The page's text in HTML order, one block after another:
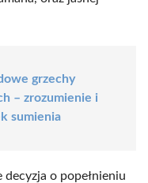
grzechy
– zrozumienie i
sumienia
decyzja o popełnieniu